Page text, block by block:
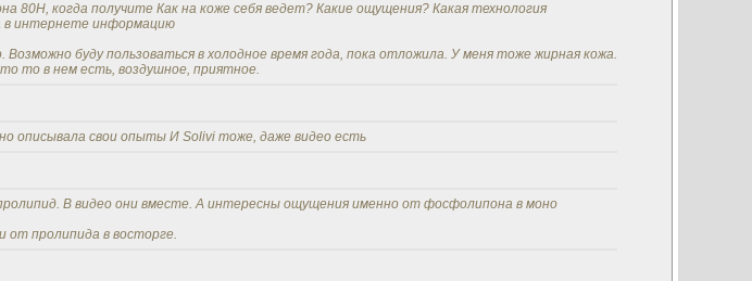
когда получите Как на коже себя ведет? Какие ощущения? Какая технология
в интернете информацию
буду пользоваться в холодное время года, пока отложила. У меня тоже жирная кожа.
то в нем есть, воздушное, приятное.
описывала свои опыты И Solivi тоже, даже видео есть
В видео они вместе. А интересны ощущения именно от фосфолипона в моно
от пролипида в восторге.